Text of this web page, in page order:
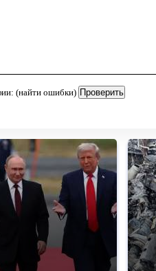
(найти ошибки)